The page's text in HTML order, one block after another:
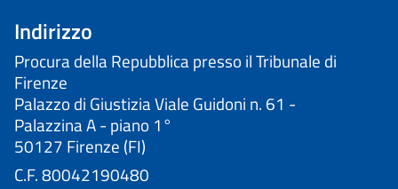
Indirizzo
Procura della Repubblica presso il Tribunale di
Firenze
Palazzo di Giustizia Viale Guidoni n. 61 -
Palazzina A - piano 1°
50127 Firenze (FI)
C.F. 80042190480